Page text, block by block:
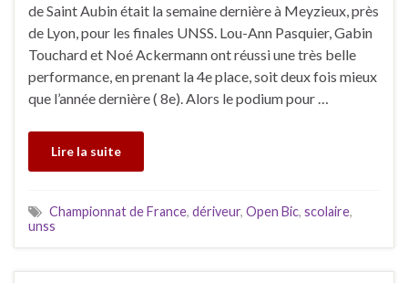
de Saint Aubin était la semaine dernière à Meyzieux, près
de Lyon, pour les finales UNSS. Lou-Ann Pasquier, Gabin
Touchard et Noé Ackermann ont réussi une très belle
performance, en prenant la 4e place, soit deux fois mieux
que l’année dernière ( 8e). Alors le podium pour …
Lire la suite
Championnat de France, dériveur, Open Bic, scolaire,
unss